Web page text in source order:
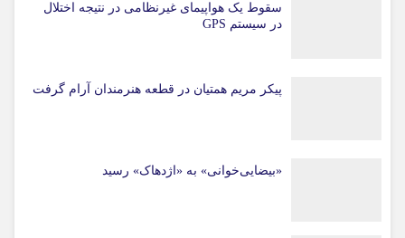
سقوط یک هواپیمای غیرنظامی در نتیجه اختلال
در سیستم‌ GPS
پیکر مریم همتیان در قطعه هنرمندان آرام گرفت
«بیضایی‌خوانی» به «اژدهاک» رسید